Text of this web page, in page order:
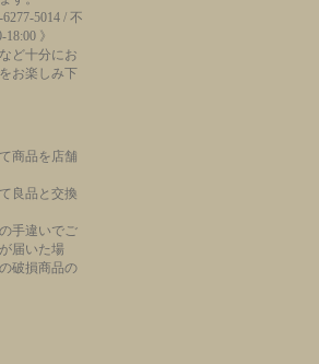
5014 / 不
》
ど十分にお
お楽しみ下
商品を店舗
良品と交換
手違いでご
届いた場
破損商品の